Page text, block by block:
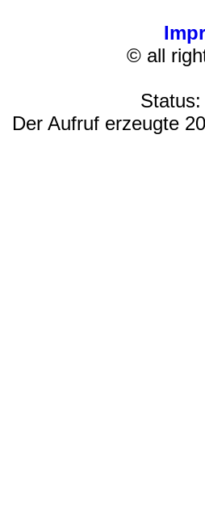
© all
Der Aufruf erzeugte